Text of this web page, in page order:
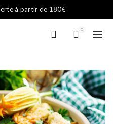
à partir de 180€
0